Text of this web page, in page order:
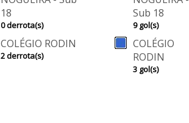
18
0 derrota(s)
COLÉGIO RODIN
2 derrota(s)
Sub 18
9 gol(s)
COLÉGIO
RODIN
3 gol(s)